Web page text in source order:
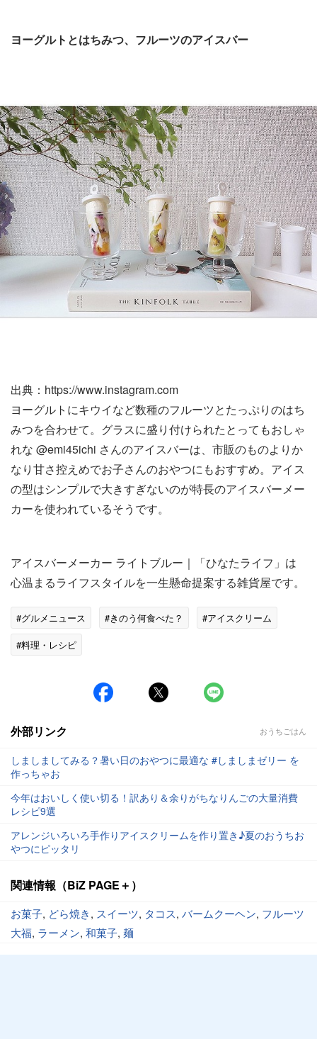
ヨーグルトとはちみつ、フルーツのアイスバー
出典：https://www.instagram.com
ヨーグルトにキウイなど数種のフルーツとたっぷりのはち
みつを合わせて。グラスに盛り付けられたとってもおしゃ
れな @emi45ichi さんのアイスバーは、市販のものよりか
なり甘さ控えめでお子さんのおやつにもおすすめ。アイス
の型はシンプルで大きすぎないのが特長のアイスバーメー
カーを使われているそうです。
アイスバーメーカー ライトブルー｜「ひなたライフ」は
心温まるライフスタイルを一生懸命提案する雑貨屋です。
#グルメニュース #きのう何食べた？
#アイスクリーム
#料理・レシピ
外部リンク おうちごはん
しましましてみる？暑い日のおやつに最適な #しましまゼリー を
作っちゃお
今年はおいしく使い切る！訳あり＆余りがちなりんごの大量消費
レシピ9選
アレンジいろいろ手作りアイスクリームを作り置き♪夏のおうちお
やつにピッタリ
関連情報（BiZ PAGE＋）
お菓子, どら焼き, スイーツ, タコス, バームクーヘン, フルーツ
大福, ラーメン, 和菓子, 麺